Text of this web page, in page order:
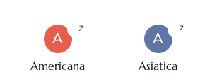
A
Americana
7
A
Asiatica
7